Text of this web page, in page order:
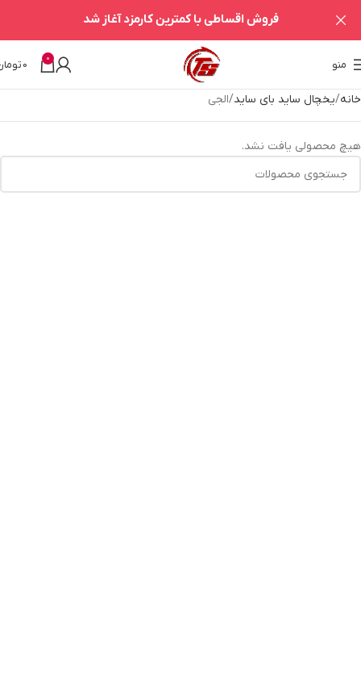
منو 0
0
خانه یخچال ساید بای ساید الجی
هیچ محصولی یافت نشد.
فروش اقساطی با کمترین کارمزد آغاز شد